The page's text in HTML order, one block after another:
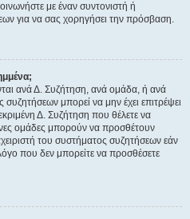
με έναν συντονιστή ή
για να σας χορηγήσει την πρόσβαση.
ανά Δ. Συζήτηση, ανά ομάδα, ή ανά
μπορεί να μην έχει επιτρέψει
Δ. Συζήτηση που θέλετε να
ομάδες μπορούν να προσθέτουν
του συστήματος συζητήσεων εάν
που δεν μπορείτε να προσθέσετε